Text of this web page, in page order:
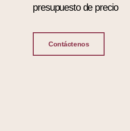
presupuesto de precio
Contáctenos